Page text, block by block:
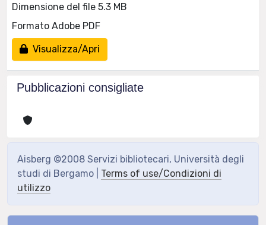
Dimensione del file 5.3 MB
Formato Adobe PDF
Visualizza/Apri
Pubblicazioni consigliate
Aisberg ©2008 Servizi bibliotecari, Università degli
studi di Bergamo | Terms of use/Condizioni di
utilizzo